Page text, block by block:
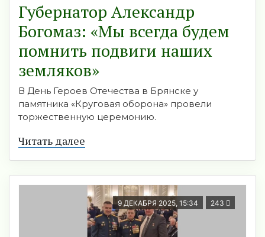
Губернатор Александр
Богомаз: «Мы всегда будем
помнить подвиги наших
земляков»
В День Героев Отечества в Брянске у
памятника «Круговая оборона» провели
торжественную церемонию.
Читать далее
9 ДЕКАБРЯ 2025, 15:34 243